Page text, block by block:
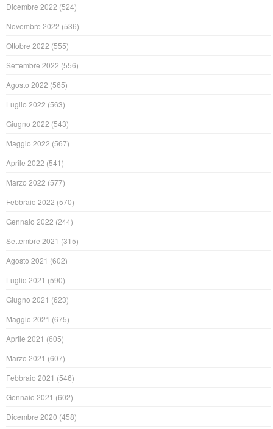
Dicembre 2022 (524)
Novembre 2022 (536)
Ottobre 2022 (555)
Settembre 2022 (556)
Agosto 2022 (565)
Luglio 2022 (563)
Giugno 2022 (543)
Maggio 2022 (567)
Aprile 2022 (541)
Marzo 2022 (577)
Febbraio 2022 (570)
Gennaio 2022 (244)
Settembre 2021 (315)
Agosto 2021 (602)
Luglio 2021 (590)
Giugno 2021 (623)
Maggio 2021 (675)
Aprile 2021 (605)
Marzo 2021 (607)
Febbraio 2021 (546)
Gennaio 2021 (602)
Dicembre 2020 (458)